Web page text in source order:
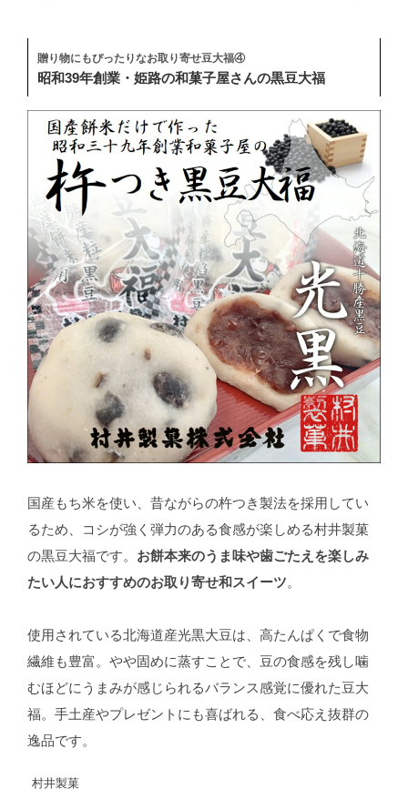
贈り物にもぴったりなお取り寄せ豆大福④
昭和39年創業・姫路の和菓子屋さんの黒豆大福
国産もち米を使い、昔ながらの杵つき製法を採用してい
るため、コシが強く弾力のある食感が楽しめる村井製菓
の黒豆大福です。 お餅本来のうま味や歯ごたえを楽しみ
たい人におすすめのお取り寄せ和スイーツ。
使用されている北海道産光黒大豆は、高たんぱくで食物
繊維も豊富。やや固めに蒸すことで、豆の食感を残し噛
むほどにうまみが感じられるバランス感覚に優れた豆大
福。手土産やプレゼントにも喜ばれる、食べ応え抜群の
逸品です。
村井製菓